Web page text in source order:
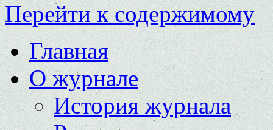
Перейти к содержимому
Главная
О журнале
История журнала